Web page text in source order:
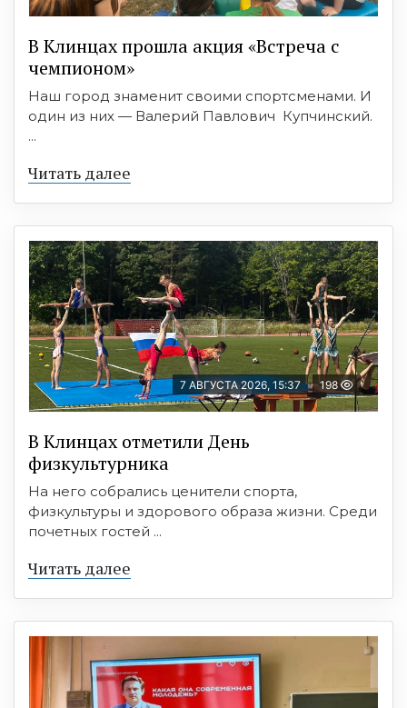
В Клинцах прошла акция «Встреча с
чемпионом»
Наш город знаменит своими спортсменами. И
один из них — Валерий Павлович Купчинский.
...
Читать далее
7 АВГУСТА 2026, 15:37 198
В Клинцах отметили День
физкультурника
На него собрались ценители спорта,
физкультуры и здорового образа жизни. Среди
почетных гостей ...
Читать далее